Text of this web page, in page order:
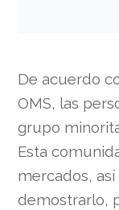
De acuerdo
OMS, las
grupo
Esta
mercados,
demostrarlo,